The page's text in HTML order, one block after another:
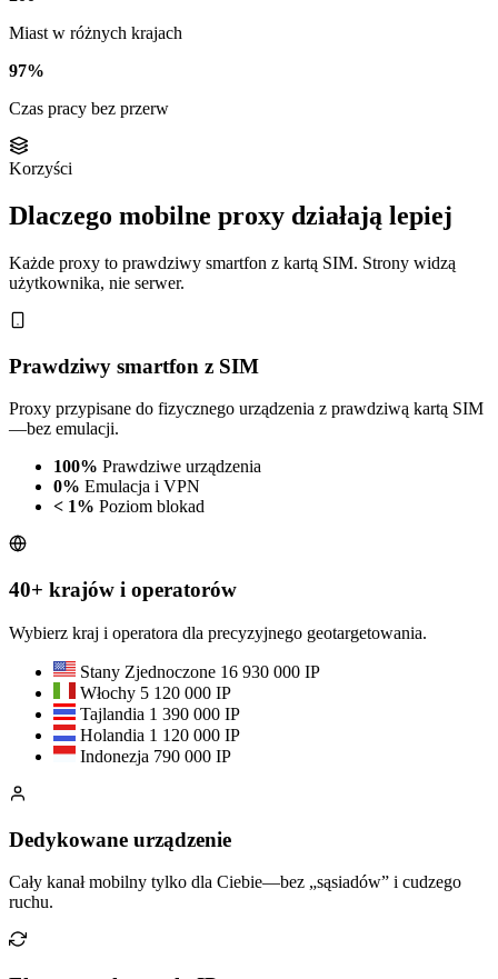
Miast w różnych krajach
97%
Czas pracy bez przerw
Korzyści
Dlaczego mobilne proxy działają lepiej
Każde proxy to prawdziwy smartfon z kartą SIM. Strony widzą
użytkownika, nie serwer.
Prawdziwy smartfon z SIM
Proxy przypisane do fizycznego urządzenia z prawdziwą kartą SIM
—bez emulacji.
100% Prawdziwe urządzenia
0% Emulacja i VPN
< 1% Poziom blokad
40+ krajów i operatorów
Wybierz kraj i operatora dla precyzyjnego geotargetowania.
Stany Zjednoczone 16 930 000 IP
Włochy 5 120 000 IP
Tajlandia 1 390 000 IP
Holandia 1 120 000 IP
Indonezja 790 000 IP
Dedykowane urządzenie
Cały kanał mobilny tylko dla Ciebie—bez „sąsiadów” i cudzego
ruchu.